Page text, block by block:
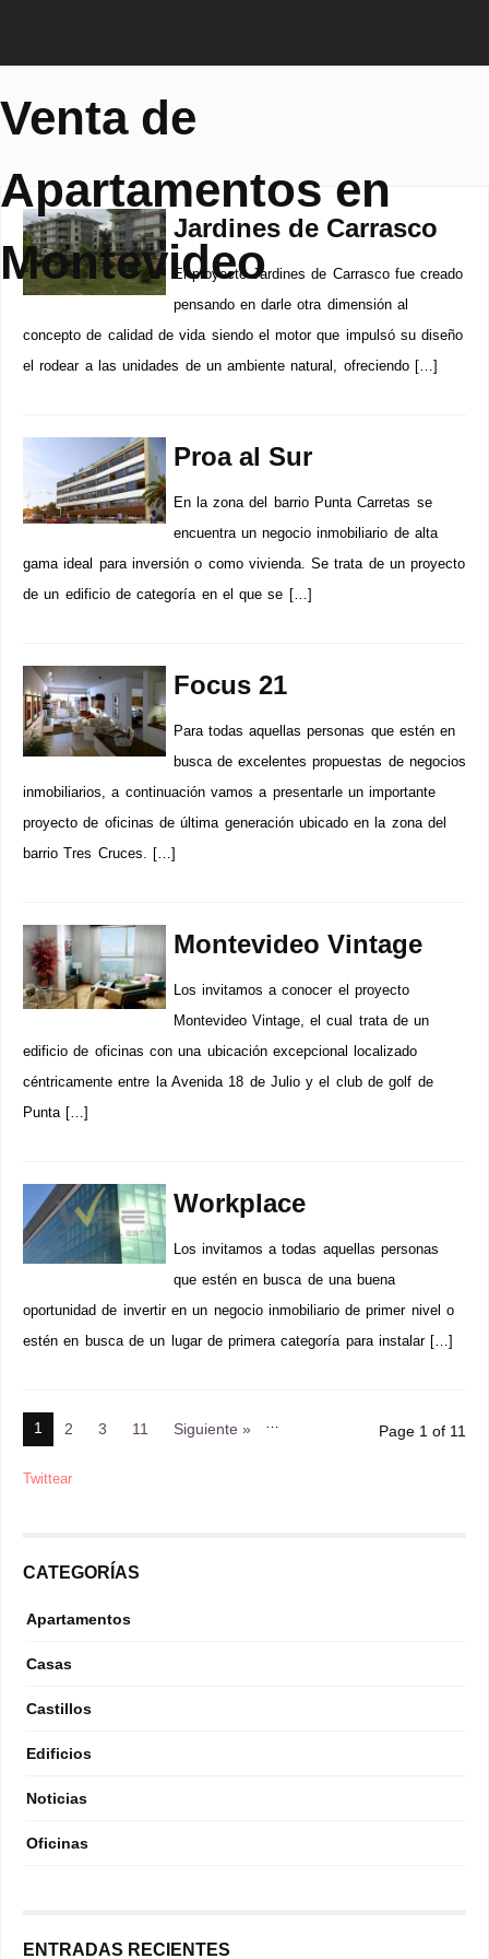
Venta de
Apartamentos en
Montevideo
Jardines de Carrasco
El proyecto Jardines de Carrasco fue creado
pensando en darle otra dimensión al
concepto de calidad de vida siendo el motor que impulsó su diseño
el rodear a las unidades de un ambiente natural, ofreciendo […]
Proa al Sur
En la zona del barrio Punta Carretas se
encuentra un negocio inmobiliario de alta
gama ideal para inversión o como vivienda. Se trata de un proyecto
de un edificio de categoría en el que se […]
Focus 21
Para todas aquellas personas que estén en
busca de excelentes propuestas de negocios
inmobiliarios, a continuación vamos a presentarle un importante
proyecto de oficinas de última generación ubicado en la zona del
barrio Tres Cruces. […]
Montevideo Vintage
Los invitamos a conocer el proyecto
Montevideo Vintage, el cual trata de un
edificio de oficinas con una ubicación excepcional localizado
céntricamente entre la Avenida 18 de Julio y el club de golf de
Punta […]
Workplace
Los invitamos a todas aquellas personas
que estén en busca de una buena
oportunidad de invertir en un negocio inmobiliario de primer nivel o
estén en busca de un lugar de primera categoría para instalar […]
1 2 3 …
11 Siguiente » Page 1 of 11
Twittear
CATEGORÍAS
Apartamentos
Casas
Castillos
Edificios
Noticias
Oficinas
ENTRADAS RECIENTES